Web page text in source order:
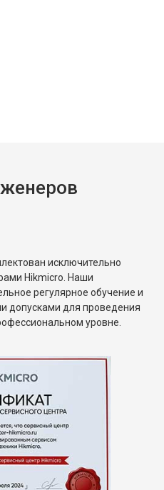
исключительно
Hikmicro. Наши
регулярное обучение и
допусками для проведения
уровне.